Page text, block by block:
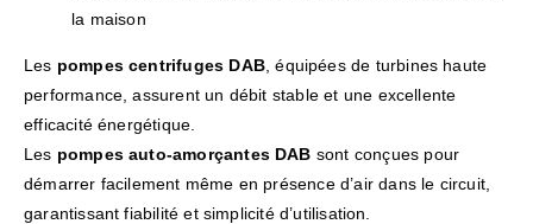
la maison
Les pompes centrifuges DAB, équipées de turbines haute
performance, assurent un débit stable et une excellente
efficacité énergétique.
Les pompes auto-amorçantes DAB sont conçues pour
démarrer facilement même en présence d’air dans le circuit,
garantissant fiabilité et simplicité d’utilisation.